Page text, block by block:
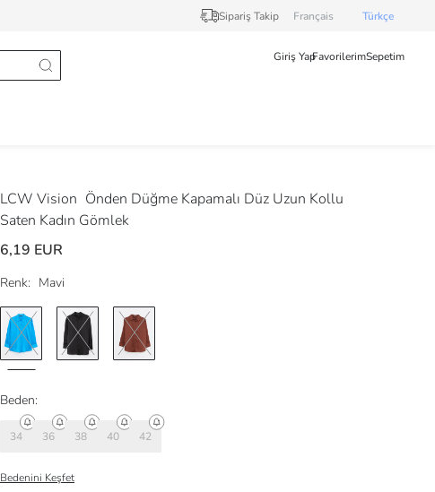
Sipariş Takip Français Türkçe
Giriş YapFavorilerimSepetim
LCW Vision Önden Düğme Kapamalı Düz Uzun Kollu
Saten Kadın Gömlek
6,19 EUR
Renk: Mavi
Beden:
34 36 38 40 42
Bedenini Keşfet